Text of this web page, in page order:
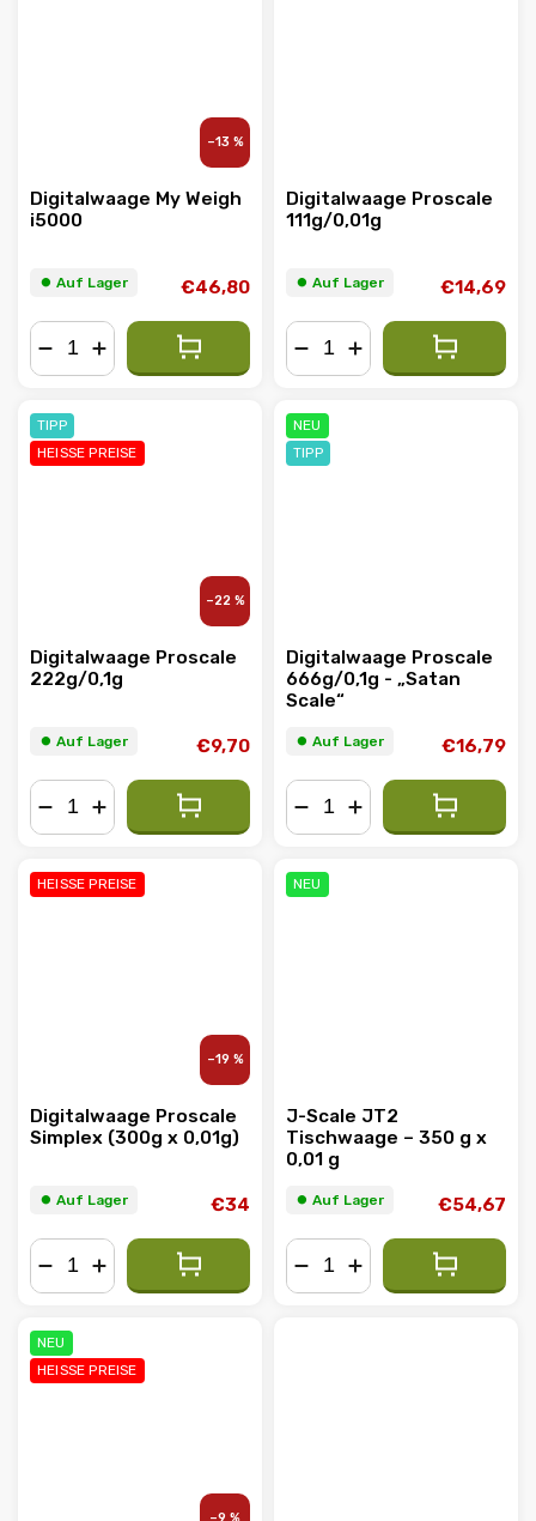
–13 %
Digitalwaage My Weigh
i5000
⏺︎ Auf Lager €46,80
Digitalwaage Proscale
111g/0,01g
⏺︎ Auf Lager €14,69
TIPP
HEISSE PREISE
–22 %
Digitalwaage Proscale
222g/0,1g
⏺︎ Auf Lager €9,70
NEU
TIPP
Digitalwaage Proscale
666g/0,1g - „Satan
Scale“
⏺︎ Auf Lager €16,79
HEISSE PREISE
–19 %
Digitalwaage Proscale
Simplex (300g x 0,01g)
⏺︎ Auf Lager €34
NEU
J-Scale JT2
Tischwaage – 350 g x
0,01 g
⏺︎ Auf Lager €54,67
NEU
HEISSE PREISE